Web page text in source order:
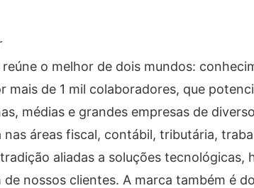
o melhor de dois mundos:
mais de 1 mil colaboradores, que
médias e grandes empresas de
áreas fiscal, contábil, tributária,
aliadas a soluções tecnológicas,
nossos clientes. A marca também é